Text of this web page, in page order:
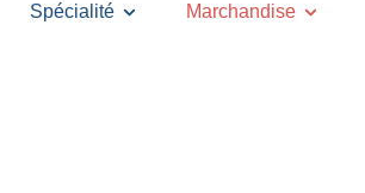
Spécialité Marchandise